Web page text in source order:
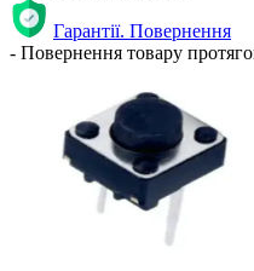
Гарантії. Повернення
- Повернення товару